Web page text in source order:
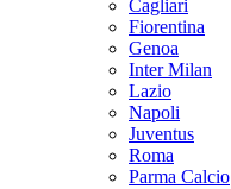
Cagliari
Fiorentina
Genoa
Inter Milan
Lazio
Napoli
Juventus
Roma
Parma Calcio